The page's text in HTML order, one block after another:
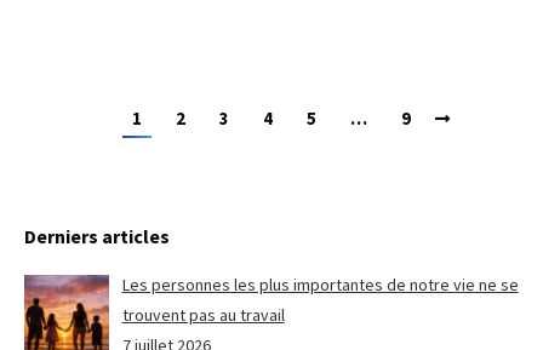
1 2 3 4 5 … 9
Derniers articles
Les personnes les plus importantes de notre vie ne se
trouvent pas au travail
7 juillet 2026